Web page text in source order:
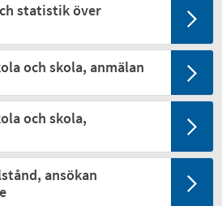
statistik över
och skola, anmälan
och skola,
ansökan